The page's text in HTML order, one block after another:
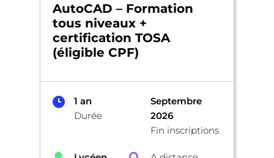
AutoCAD – Formation
tous niveaux +
certification TOSA
(éligible CPF)
1 an
Durée
Septembre
2026
Fin inscriptions